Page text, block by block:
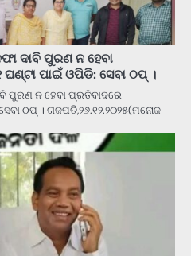
ଦାବି ପୁରଣ ନ ହେବା
ପାଇଁ ଓପିଡି: ସେବା ଠପ୍ ।
ପୁରଣ ନ ହେବା ପ୍ରତିବାଦରେ
ଠପ୍ । ଗଜପତି,୨୬.୧୨.୨୦୨୫(ମନୋଜ